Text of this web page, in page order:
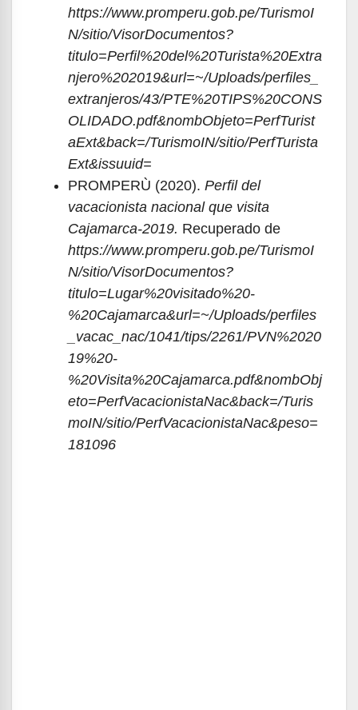
https://www.promperu.gob.pe/TurismoI
N/sitio/VisorDocumentos?
titulo=Perfil%20del%20Turista%20Extra
njero%202019&url=~/Uploads/perfiles_
extranjeros/43/PTE%20TIPS%20CONS
OLIDADO.pdf&nombObjeto=PerfTurist
aExt&back=/TurismoIN/sitio/PerfTurista
Ext&issuuid=
PROMPERÙ (2020). Perfil del
vacacionista nacional que visita
Cajamarca-2019. Recuperado de
https://www.promperu.gob.pe/TurismoI
N/sitio/VisorDocumentos?
titulo=Lugar%20visitado%20-
%20Cajamarca&url=~/Uploads/perfiles
_vacac_nac/1041/tips/2261/PVN%2020
19%20-
%20Visita%20Cajamarca.pdf&nombObj
eto=PerfVacacionistaNac&back=/Turis
moIN/sitio/PerfVacacionistaNac&peso=
181096